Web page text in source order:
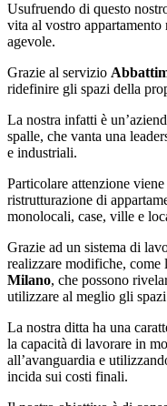
Usufruendo di questo
vita al vostro
agevole.
Grazie al servizio
ridefinire gli spazi della
La nostra infatti è
spalle, che vanta una
e industriali.
Particolare attenzione
ristrutturazione di
monolocali, case, ville e
Grazie ad un sistema di
realizzare modifiche, come
Milano, che possono
utilizzare al meglio gli
La nostra ditta ha una
la capacità di lavorare in
all’avanguardia e
incida sui costi finali.